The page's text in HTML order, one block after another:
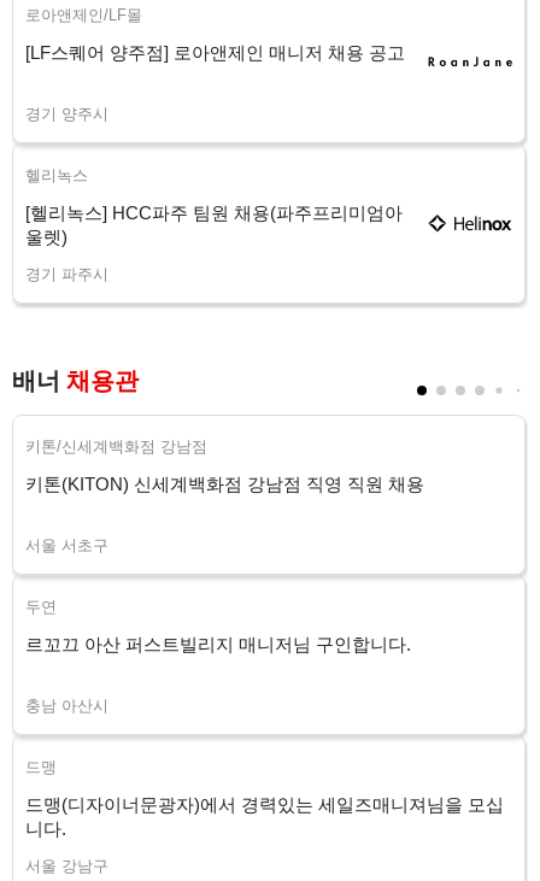
로아앤제인/LF몰
[LF스퀘어 양주점] 로아앤제인 매니저 채용 공고
경기 양주시
헬리녹스
[헬리녹스] HCC파주 팀원 채용(파주프리미엄아
울렛)
경기 파주시
배너 채용관
키톤/신세계백화점 강남점
키톤(KITON) 신세계백화점 강남점 직영 직원 채용
서울 서초구
두연
르꼬끄 아산 퍼스트빌리지 매니저님 구인합니다.
충남 아산시
드맹
드맹(디자이너문광자)에서 경력있는 세일즈매니져님을 모십
니다.
서울 강남구